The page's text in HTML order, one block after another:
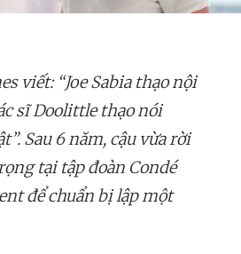
viết: “Joe Sabia thạo nội
sĩ Doolittle thạo nói
Sau 6 năm, cậu vừa rời
tại tập đoàn Condé
để chuẩn bị lập một